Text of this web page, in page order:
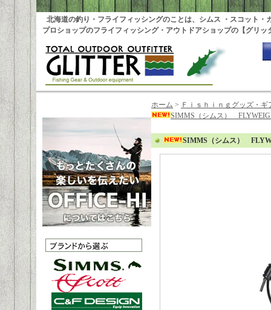
北海道の釣り・フライフィッシングのことは、シムス ・スコット・
プロショップのフライフィッシング・アウトドアショップの【グリッ
ホーム > Ｆｉｓｈｉｎｇグッズ・ギ
SIMMS（シムス）
SIMMS（シムス）